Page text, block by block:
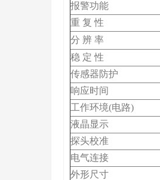
报警功能
重 复 性
分 辨 率
稳 定 性
传感器防护
响应时间
工作环境(电路)
液晶显示
探头校准
电气连接
外形尺寸